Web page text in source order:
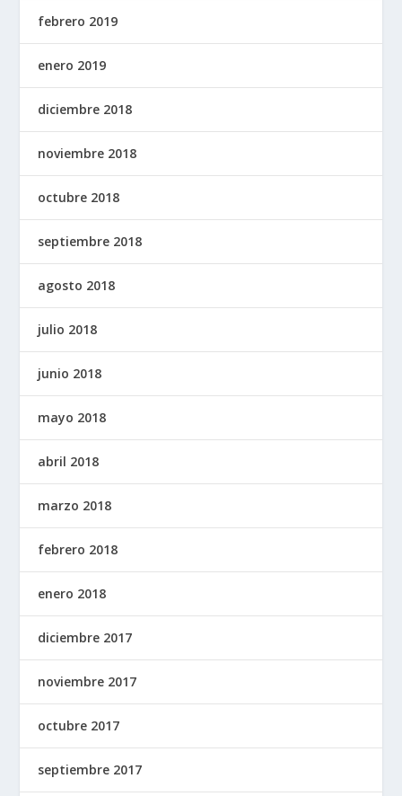
febrero 2019
enero 2019
diciembre 2018
noviembre 2018
octubre 2018
septiembre 2018
agosto 2018
julio 2018
junio 2018
mayo 2018
abril 2018
marzo 2018
febrero 2018
enero 2018
diciembre 2017
noviembre 2017
octubre 2017
septiembre 2017